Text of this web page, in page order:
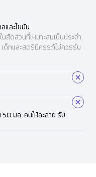
และไขมัน
สัดส่วนที่เหมาะสมเป็นประจำ,
ด็กและสตรีมีครรภ์ไม่ควรรับ
มล. คนให้ละลาย รับ